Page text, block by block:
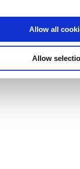
Allow all
Allow